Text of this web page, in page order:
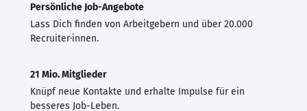
Persönliche Job-Angebote
Lass Dich finden von Arbeitgebern und über 20.000
Recruiter·innen.
21 Mio. Mitglieder
Knüpf neue Kontakte und erhalte Impulse für ein
besseres Job-Leben.